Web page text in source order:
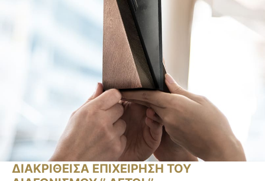
ΔΙΑΚΡΙΘΕΙΣΑ ΕΠΙΧΕΙΡΗΣΗ ΤΟΥ